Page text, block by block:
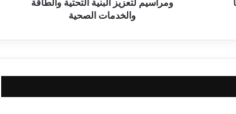
ومراسيم لتعزيز البنية التحتية والطاقة
والخدمات الصحية